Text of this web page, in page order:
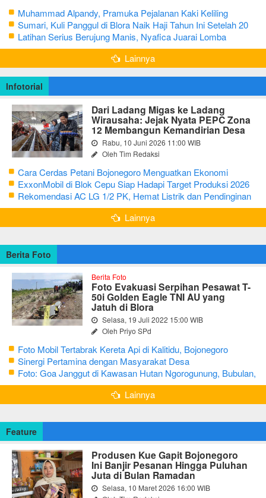
Muhammad Alpandy, Pramuka Pejalanan Kaki Keliling
Nusantara dengan Misi Literasi Budaya
Sumari, Kuli Panggul di Blora Naik Haji Tahun Ini Setelah 20
Tahun Sisihkan Uang Receh
Latihan Serius Berujung Manis, Nyafica Juarai Lomba
Bertutur tentang Nilai Hidup Orang Samin
Lainnya
Infotorial
Dari Ladang Migas ke Ladang
Wirausaha: Jejak Nyata PEPC Zona
12 Membangun Kemandirian Desa
Rabu, 10 Juni 2026 11:00 WIB
Oleh Tim Redaksi
Cara Cerdas Petani Bojonegoro Menguatkan Ekonomi
Keluarga
ExxonMobil di Blok Cepu Siap Hadapi Target Produksi 2026
Rekomendasi AC LG 1/2 PK, Hemat Listrik dan Pendinginan
Maksimal
Lainnya
Berita Foto
Berita Foto
Foto Evakuasi Serpihan Pesawat T-
50i Golden Eagle TNI AU yang
Jatuh di Blora
Selasa, 19 Juli 2022 15:00 WIB
Oleh Priyo SPd
Foto Mobil Tertabrak Kereta Api di Kalitidu, Bojonegoro
Sinergi Pertamina dengan Masyarakat Desa
Foto: Goa Janggut di Kawasan Hutan Ngorogunung, Bubulan,
Bojonegoro
Lainnya
Feature
Produsen Kue Gapit Bojonegoro
Ini Banjir Pesanan Hingga Puluhan
Juta di Bulan Ramadan
Selasa, 10 Maret 2026 16:00 WIB